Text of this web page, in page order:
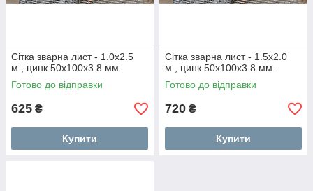
Сітка зварна лист - 1.0х2.5
м., цинк 50х100х3.8 мм.
Готово до відправки
625 ₴
Купити
Сітка зварна лист - 1.5х2.0
м., цинк 50х100х3.8 мм.
Готово до відправки
720 ₴
Купити